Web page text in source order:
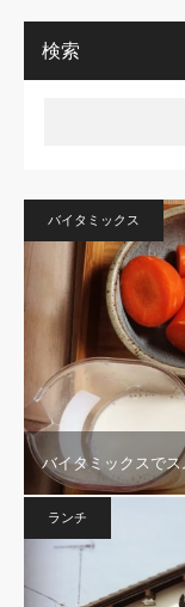
検索
バイタミックス
バイタミックスで
ランチ